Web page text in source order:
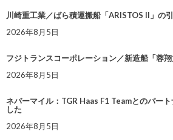
川崎重工業／ばら積運搬船「ARISTOS II」の
2026年8月5日
フジトランスコーポレーション／新造船「蓉
2026年8月5日
ネバーマイル：TGR Haas F1 Teamとのパー
した
2026年8月5日